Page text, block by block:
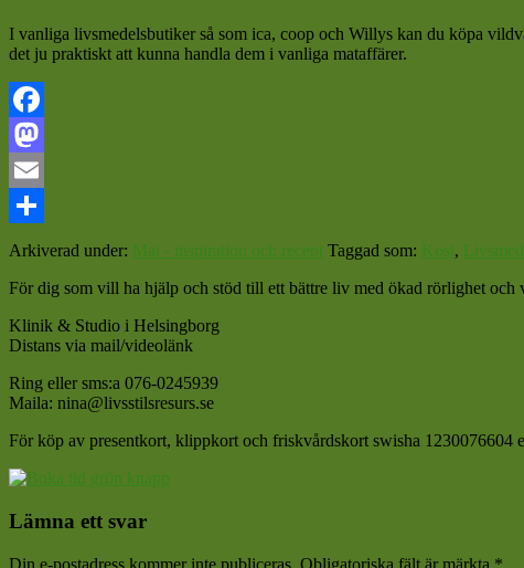
I vanliga livsmedelsbutiker så som ica, coop och Willys kan du köpa
det ju praktiskt att kunna handla dem i vanliga mataffärer.
Facebook
Mastodon
Email
Dela
Arkiverad under: Mat - inspiration och recept Taggad som: Kost,
För dig som vill ha hjälp och stöd till ett bättre liv med ökad rörlighet och
Klinik & Studio i Helsingborg
Distans via mail/videolänk
Ring eller sms:a 076-0245939
Maila: nina@livsstilsresurs.se
För köp av presentkort, klippkort och friskvårdskort swisha 1230076604
Läsarkommentarer
Lämna ett svar
Din e-postadress kommer inte publiceras. Obligatoriska fält är märkta *